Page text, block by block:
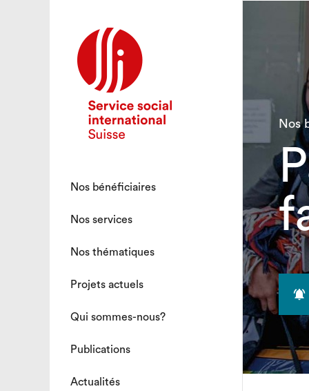
Nos bénéficiaires
Nos services
Nos thématiques
Projets actuels
Qui sommes-nous?
Publications
Actualités
Nos
